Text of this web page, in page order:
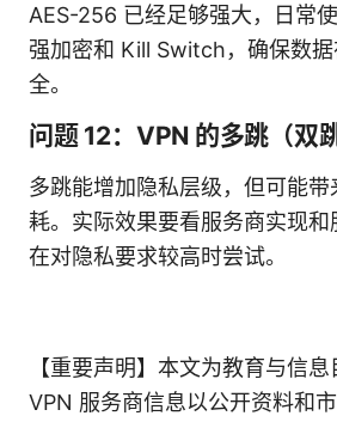
AES-256 已经足够强大，日常
强加密和 Kill Switch，确保数
全。
问题 12：VPN 的多跳（双
多跳能增加隐私层级，但可能带
耗。实际效果要看服务商实现
在对隐私要求较高时尝试。
【重要声明】本文为教育与信
VPN 服务商信息以公开资料和市